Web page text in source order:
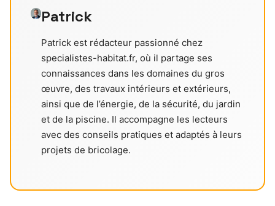
Patrick
Patrick est rédacteur passionné chez
specialistes-habitat.fr, où il partage ses
connaissances dans les domaines du gros
œuvre, des travaux intérieurs et extérieurs,
ainsi que de l’énergie, de la sécurité, du jardin
et de la piscine. Il accompagne les lecteurs
avec des conseils pratiques et adaptés à leurs
projets de bricolage.